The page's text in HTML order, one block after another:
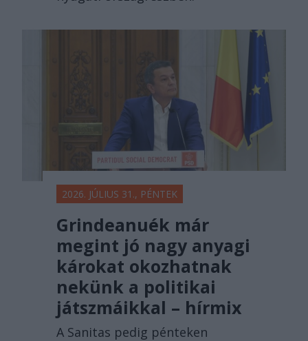
2026. JÚLIUS 31., PÉNTEK
Grindeanuék már
megint jó nagy anyagi
károkat okozhatnak
nekünk a politikai
játszmáikkal – hírmix
A Sanitas pedig pénteken